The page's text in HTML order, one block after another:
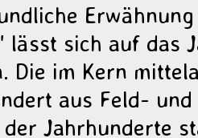
lässt sich auf das
Die im Kern
aus Feld-
Jahrhunderte